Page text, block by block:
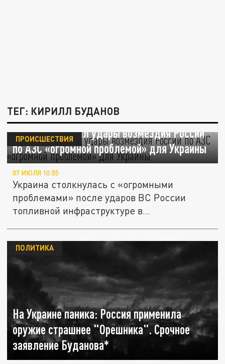
ТЕГ: КИРИЛЛ БУДАНОВ
Буданов* назвал удары возмездия России
по АЗС «огромной проблемой» для Украины
ПРОИСШЕСТВИЯ
07 ИЮЛЯ 10:55
Украина столкнулась с «огромными
проблемами» после ударов ВС России
топливной инфраструктуре в
На Украине паника: Россия применила
оружие страшнее "Орешника". Срочное
заявление Буданова*
ПОЛИТИКА